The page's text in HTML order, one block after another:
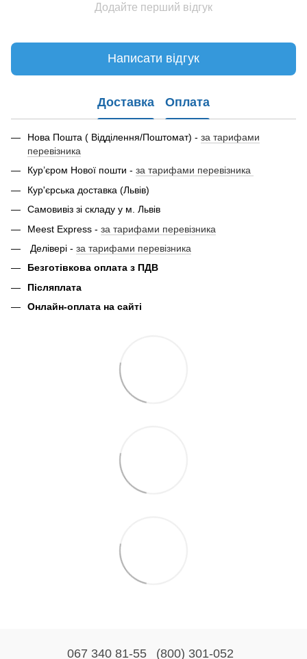
Додайте перший відгук
Написати відгук
Доставка Оплата
Нова Пошта ( Відділення/Поштомат) - за тарифами
перевізника
Кур’єром Нової пошти - за тарифами перевізника
Кур'єрська доставка (Львів)
Самовивіз зі складу у м. Львів
Meest Express - за тарифами перевізника
Делівері - за тарифами перевізника
Безготівкова оплата з ПДВ
Післяплата
Онлайн-оплата на сайті
067 340 81-55 (800) 301-052